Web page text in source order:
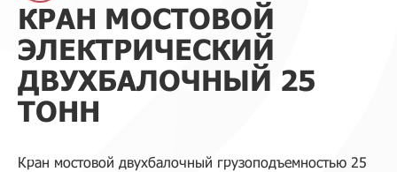
КРАН МОСТОВОЙ
ЭЛЕКТРИЧЕСКИЙ
ДВУХБАЛОЧНЫЙ 25
ТОНН
Кран мостовой двухбалочный грузоподъемностью 25